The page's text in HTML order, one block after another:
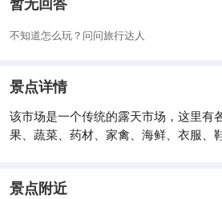
暂无回答
不知道怎么玩？问问旅行达人
景点详情
该市场是一个传统的露天市场，这里有
果、蔬菜、药材、家禽、海鲜、衣服、
景点附近